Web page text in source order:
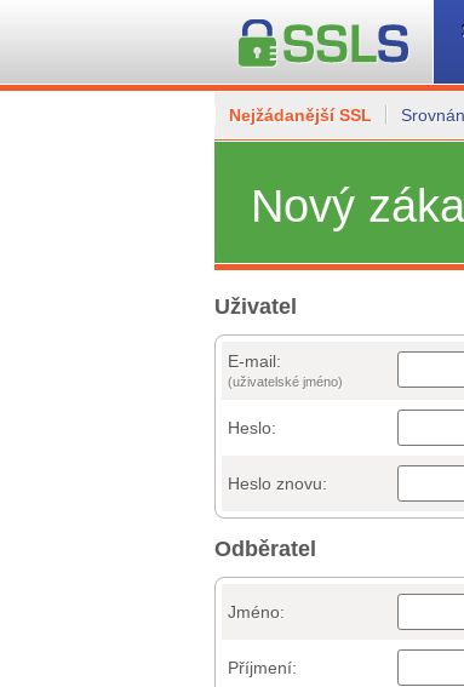
Nejžádanější SSL
Nový
Uživatel
E-mail:
(uživatelské jméno)
Heslo:
Heslo znovu:
Odběratel
Jméno:
Příjmení: